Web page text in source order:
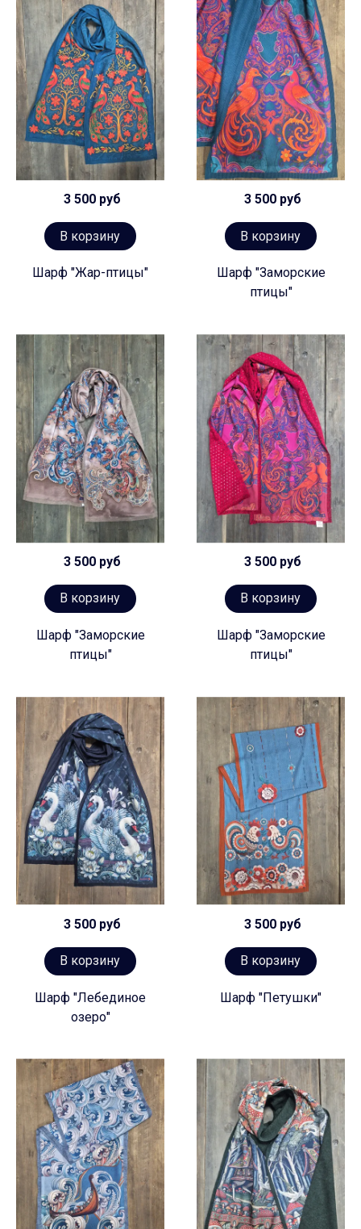
3 500 руб
В корзину
Шарф "Жар-птицы"
3 500 руб
В корзину
Шарф "Заморские
птицы"
3 500 руб
В корзину
Шарф "Заморские
птицы"
3 500 руб
В корзину
Шарф "Заморские
птицы"
3 500 руб
В корзину
Шарф "Лебединое
озеро"
3 500 руб
В корзину
Шарф "Петушки"